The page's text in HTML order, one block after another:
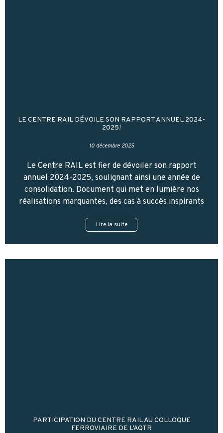
LE CENTRE RAIL DÉVOILE SON RAPPORT ANNUEL 2024-
2025!
10 décembre 2025
Le Centre RAIL est fier de dévoiler son rapport
annuel 2024-2025, soulignant ainsi une année de
consolidation. Document qui met en lumière nos
réalisations marquantes, des cas à succès inspirants
Lire la suite
PARTICIPATION DU CENTRE RAIL AU COLLOQUE
FERROVIAIRE DE L’AQTR